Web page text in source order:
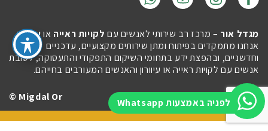
לפניה באמצעות Whatsapp
מגדל אור – מרכז רב שירותי לאנשים עם לקויות ראייה אועיוורון.
אנחנו מתמקדים בפיתוח ומתן שירותים מקצועיים, עדכניים
וחדשניים, ובהפצת ידע בתחומי השיקום התפקודי והתעסוקה, לטובת
אנשים עם לקויות ראייה או עיוורון והאנשים המעורבים בחייהם.
Imaginet
Migdal Or ©